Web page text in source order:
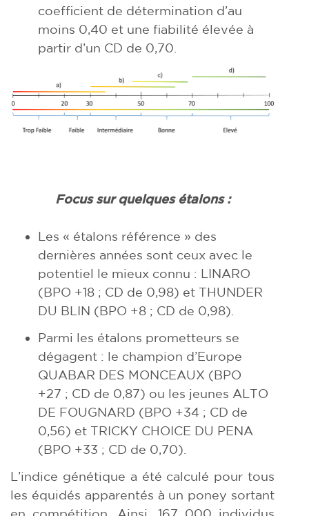
coefficient de détermination d’au
moins 0,40 et une fiabilité élevée à
partir d’un CD de 0,70.
Focus sur quelques étalons:
Les « étalons référence » des
dernières années sont ceux avec le
potentiel le mieux connu : LINARO
(BPO +18 ; CD de 0,98) et THUNDER
DU BLIN (BPO +8 ; CD de 0,98).
Parmi les étalons prometteurs se
dégagent : le champion d’Europe
QUABAR DES MONCEAUX (BPO
+27 ; CD de 0,87) ou les jeunes ALTO
DE FOUGNARD (BPO +34 ; CD de
0,56) et TRICKY CHOICE DU PENA
(BPO +33 ; CD de 0,70).
L’indice génétique a été calculé pour tous
les équidés apparentés à un poney sortant
en compétition. Ainsi, 167 000 individus